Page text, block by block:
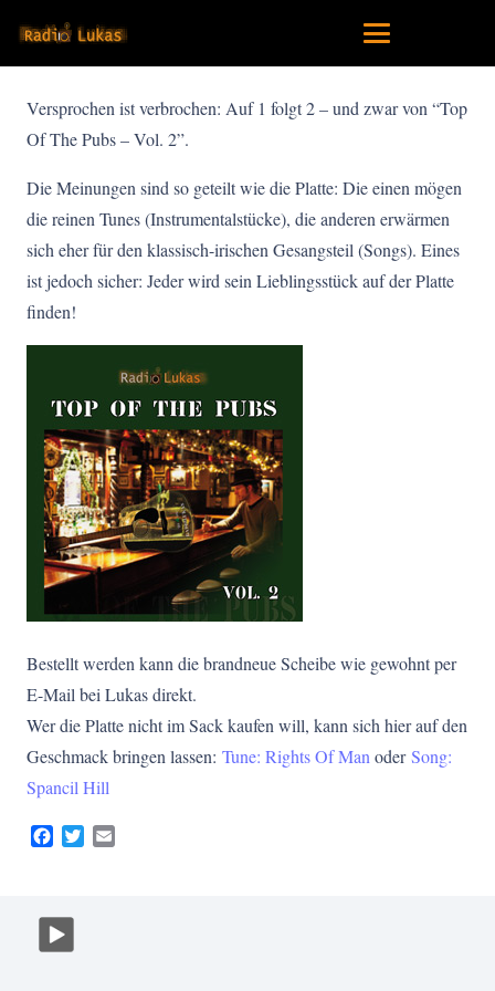
Versprochen ist verbrochen: Auf 1 folgt 2 – und zwar von “Top
Of The Pubs – Vol. 2”.
Die Meinungen sind so geteilt wie die Platte: Die einen mögen
die reinen Tunes (Instrumentalstücke), die anderen erwärmen
sich eher für den klassisch-irischen Gesangsteil (Songs). Eines
ist jedoch sicher: Jeder wird sein Lieblingsstück auf der Platte
finden!
Bestellt werden kann die brandneue Scheibe wie gewohnt per
E-Mail bei Lukas direkt.
Wer die Platte nicht im Sack kaufen will, kann sich hier auf den
Geschmack bringen lassen: Tune: Rights Of Man oderSong:
Spancil Hill
Facebook
Twitter